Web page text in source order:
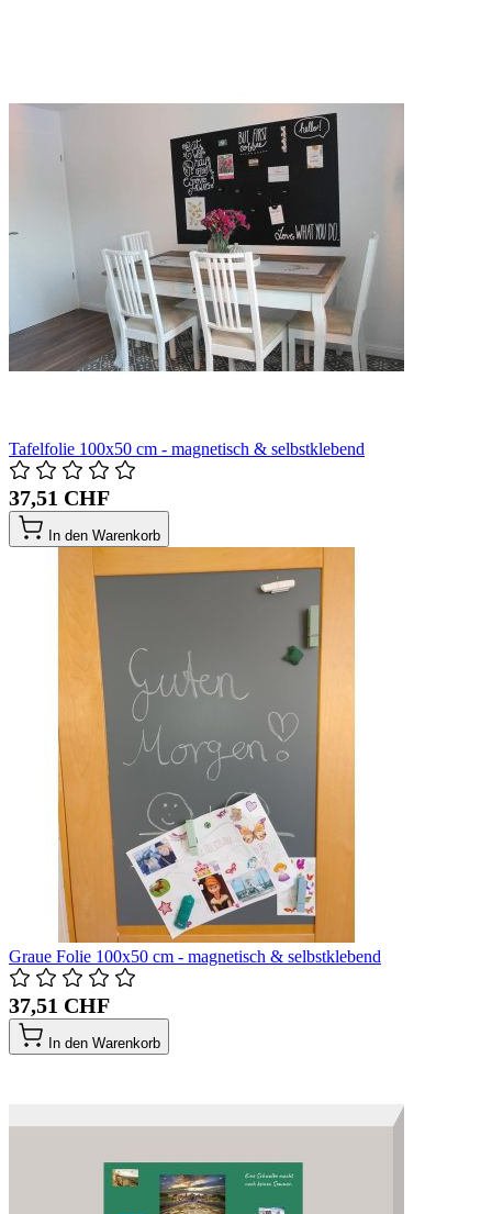
Tafelfolie 100x50 cm - magnetisch & selbstklebend
37,51 CHF
In den Warenkorb
Graue Folie 100x50 cm - magnetisch & selbstklebend
37,51 CHF
In den Warenkorb